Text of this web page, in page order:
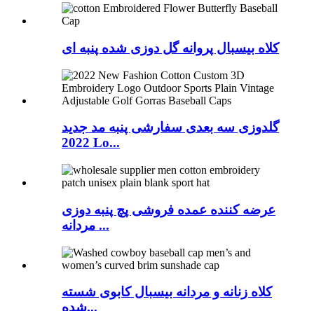
کلاه بیسبال پروانه گل دوزی شده پنبه ای
گلدوزی سه بعدی سفارشی پنبه مد جدید
2022 Lo...
عرضه کننده عمده فروشی پچ پنبه دوزی
مردانه ...
کلاه زنانه و مردانه بیسبال کابوی شسته
شده...